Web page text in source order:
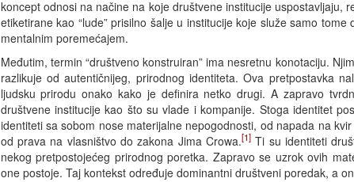
koncept odnosi na načine na koje društvene institucije
etiketirane kao “lude” prisilno šalje u institucije koje služe samo
mentalnim poremećajem.
Međutim, termin “društveno konstruiran” ima nesretnu konotaciju.
razlikuje od autentičnijeg, prirodnog identiteta. Ova pretpostavka
ljudsku prirodu onako kako je definira netko drugi. A zapravo
društvene institucije kao što su vlade i kompanije. Stoga identitet
identiteti sa sobom nose materijalne nepogodnosti, od napada na
od prava na vlasništvo do zakona Jima Crowa.[1]Ti su identiteti
nekog pretpostojećeg prirodnog poretka. Zapravo se uzrok ovih
one postoje. Taj kontekst određuje dominantni društveni poredak, a